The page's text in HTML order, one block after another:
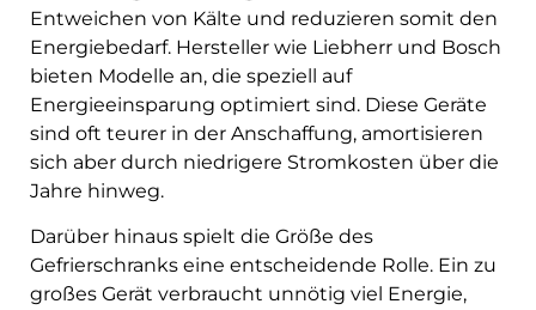
Entweichen von Kälte und reduzieren somit den
Energiebedarf. Hersteller wie Liebherr und Bosch
bieten Modelle an, die speziell auf
Energieeinsparung optimiert sind. Diese Geräte
sind oft teurer in der Anschaffung, amortisieren
sich aber durch niedrigere Stromkosten über die
Jahre hinweg.
Darüber hinaus spielt die Größe des
Gefrierschranks eine entscheidende Rolle. Ein zu
großes Gerät verbraucht unnötig viel Energie,